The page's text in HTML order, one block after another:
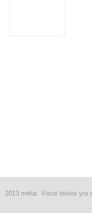
2013 metai. Visos teisės yra